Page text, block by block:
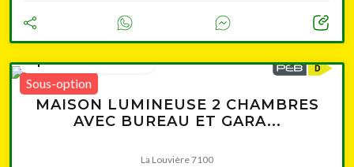
Sous-option
à partir de 189 000 €
MAISON LUMINEUSE 2 CHAMBRES
AVEC BUREAU ET GARA...
La Louvière 7100